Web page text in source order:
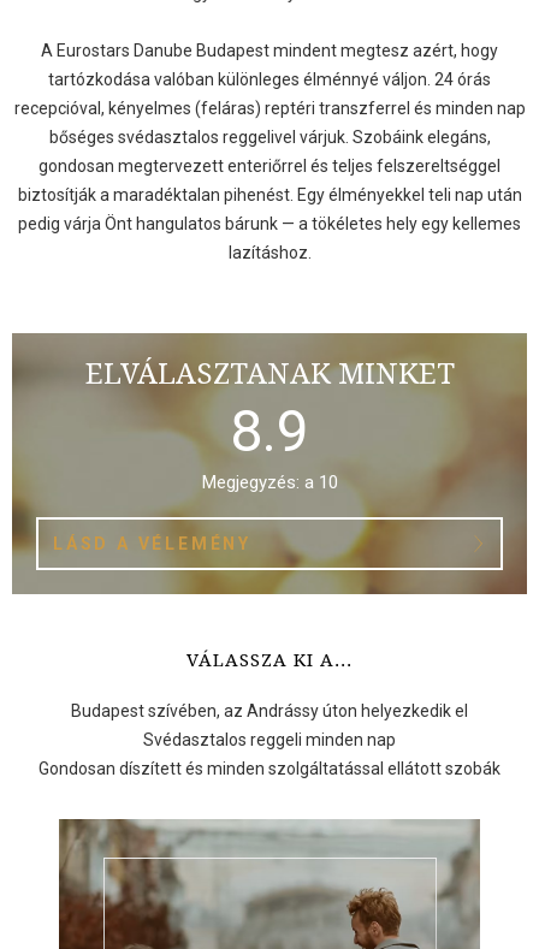
A Eurostars Danube Budapest mindent megtesz azért, hogy
tartózkodása valóban különleges élménnyé váljon. 24 órás
recepcióval, kényelmes (feláras) reptéri transzferrel és minden nap
bőséges svédasztalos reggelivel várjuk. Szobáink elegáns,
gondosan megtervezett enteriőrrel és teljes felszereltséggel
biztosítják a maradéktalan pihenést. Egy élményekkel teli nap után
pedig várja Önt hangulatos bárunk — a tökéletes hely egy kellemes
lazításhoz.
ELVÁLASZTANAK MINKET
8.9
Megjegyzés: a 10
LÁSD A VÉLEMÉNY
VÁLASSZA KI A...
Budapest szívében, az Andrássy úton helyezkedik el
Svédasztalos reggeli minden nap
Gondosan díszített és minden szolgáltatással ellátott szobák